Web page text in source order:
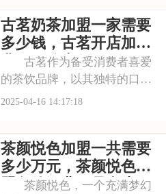
是大约多少，喜茶加盟费用包
括哪些方面的具体分析！希望
能为您提供参考~
古茗奶茶加盟一家需要
多少钱，古茗开店加盟
费用一览表
古茗作为备受消费者喜爱
的茶饮品牌，以其独特的口
感、丰富的产品线以及深厚的
影响力的不断扩大，越来越多
的创业者开始考虑加盟古茗，
今天，我们就来详细剖
2025-04-16 14:17:18
茶颜悦色加盟一共需要
多少万元，茶颜悦色加
盟条件及费用是多少
茶颜悦色，一个充满梦幻